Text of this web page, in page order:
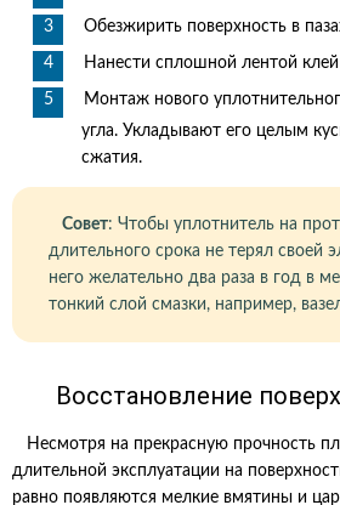
Обезжирить поверхность в
Нанести сплошной лентой клей
Монтаж нового
угла. Укладывают его целым
сжатия.
Совет: Чтобы уплотнитель на
длительного срока не терял своей
него желательно два раза в год в
тонкий слой смазки, например,
Восстановление
Несмотря на прекрасную прочность
длительной эксплуатации на
равно появляются мелкие вмятины и